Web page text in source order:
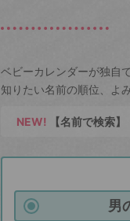
ベビーカレンダーが独自
知りたい名前の順位、よ
NEW! 【名前で検索
男